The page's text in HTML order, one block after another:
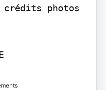
photos